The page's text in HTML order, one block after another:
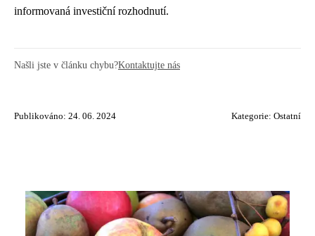
informovaná investiční rozhodnutí.
Našli jste v článku chybu?Kontaktujte nás
Publikováno: 24. 06. 2024 Kategorie: Ostatní